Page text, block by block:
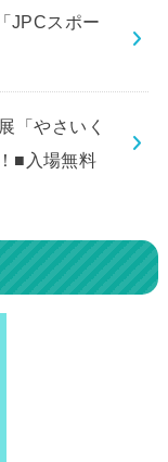
JPCスポー
「やさいく
■入場無料